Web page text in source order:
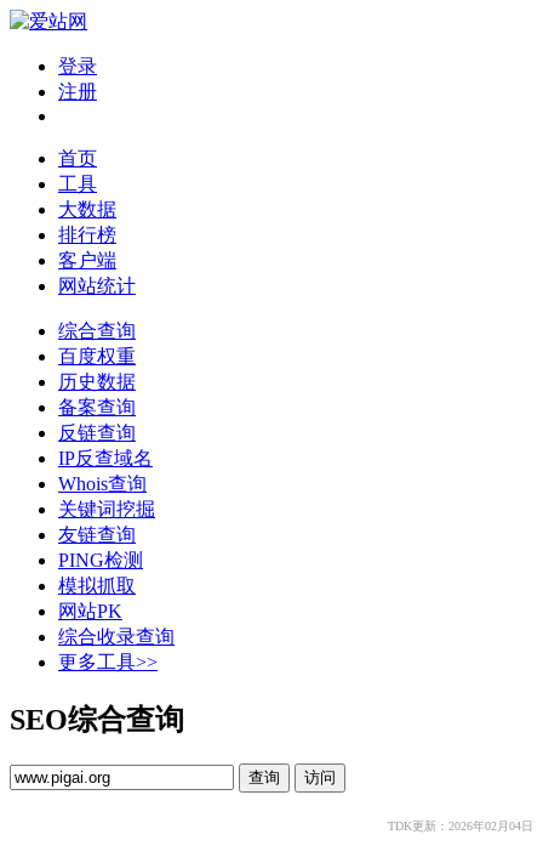
登录
注册
首页
工具
大数据
排行榜
客户端
网站统计
综合查询
百度权重
历史数据
备案查询
反链查询
IP反查域名
Whois查询
关键词挖掘
友链查询
PING检测
模拟抓取
网站PK
综合收录查询
更多工具>>
SEO综合查询
TDK更新：2026年02月04日